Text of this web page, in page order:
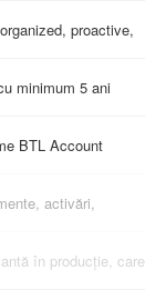
proactive,
minimum 5 ani
BTL Account
activări,
în producție, care